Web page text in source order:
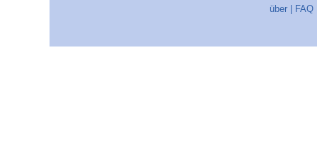
über FAQ